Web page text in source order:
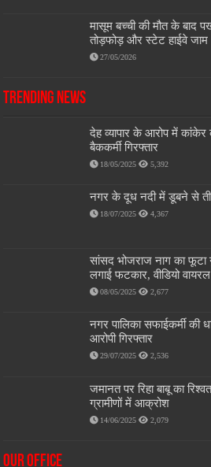
मासूम बच्ची की मौत के बाद
तोड़फोड़ और स्टेट हाईवे जाम
27/05/2026
Trending News
देह व्यापार के आरोप में कांकेर
बैककर्मी गिरफ्तार
18/05/2025 5,392
नगर के दूध नदी में डूबने से तीन
18/07/2025 4,367
सांसद भोजराज नाग का फूटा
लगाई फटकार, वीडियो वायरल
08/05/2025 2,677
नगर पालिका सफाईकर्मी की
आरोपी गिरफ्तार
29/07/2025 2,536
जमानत पर रिहा बाबू का
ग्रामीणों में आक्रोश
14/06/2025 2,079
OUR OFFICE